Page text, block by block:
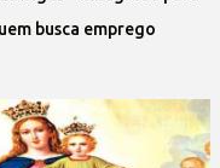
busca emprego